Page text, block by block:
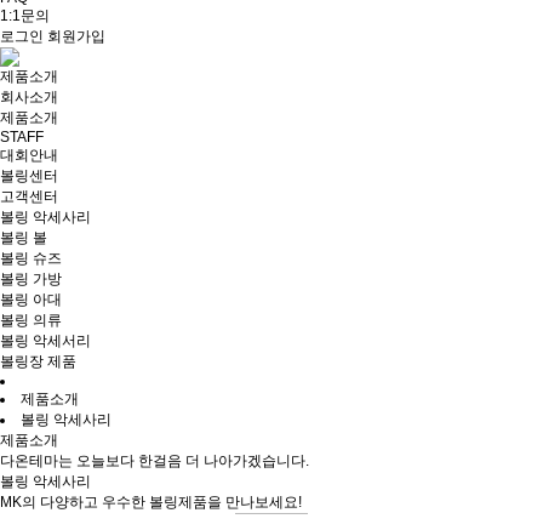
1:1문의
로그인 회원가입
제품소개
회사소개
제품소개
STAFF
대회안내
볼링센터
고객센터
볼링 악세사리
볼링 볼
볼링 슈즈
볼링 가방
볼링 아대
볼링 의류
볼링 악세서리
볼링장 제품
제품소개
볼링 악세사리
제품소개
다온테마는 오늘보다 한걸음 더 나아가겠습니다.
볼링 악세사리
MK의 다양하고 우수한 볼링제품을 만나보세요!